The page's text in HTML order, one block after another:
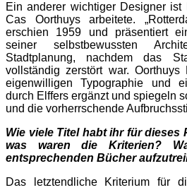
Ein anderer wichtiger Designer
Cas Oorthuys arbeitete.
erschien 1959 und präsentiert
seiner selbstbewussten
Stadtplanung, nachdem das
vollständig zerstört war.
eigenwilligen Typographie und
durch Elffers ergänzt und spiegeln
und die vorherrschende
Wie viele Titel habt ihr für dieses
was waren die Kriterien?
entsprechenden Bücher
Das letztendliche Kriterium für